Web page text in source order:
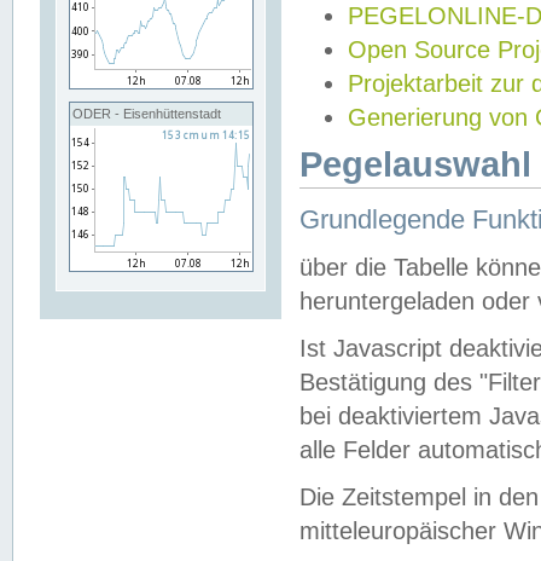
ODER - Eisenhüttenstadt
PEGELONLINE-
Open Source
Projektarbeit zur
Generierung von
Grundlegende
über die Tabelle
heruntergeladen oder
Ist Javascript
Bestätigung des
bei deaktiviertem
alle Felder
Die Zeitstempel in
mitteleuropäischer